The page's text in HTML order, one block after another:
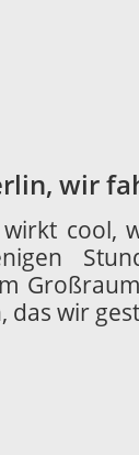
wir
wirkt cool,
das wir